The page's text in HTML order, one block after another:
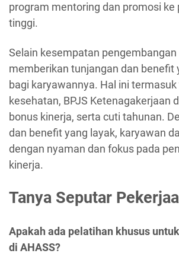
program mentoring dan promosi ke
tinggi.
Selain kesempatan pengembangan
memberikan tunjangan dan benefit
bagi karyawannya. Hal ini
kesehatan, BPJS Ketenagakerjaan
bonus kinerja, serta cuti tahunan.
dan benefit yang layak, karyawan
dengan nyaman dan fokus pada
kinerja.
Tanya Seputar
Apakah ada pelatihan khusus
di AHASS?